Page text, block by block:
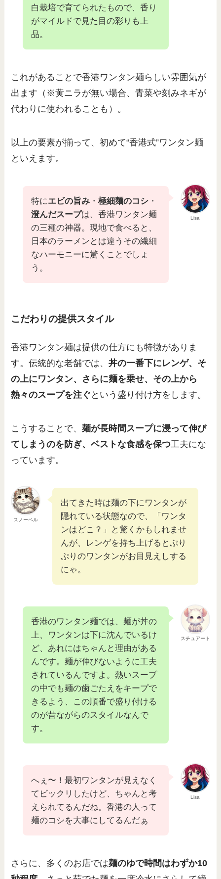
白栽培で育てられたもので、香り
がマイルドで見た目の彩りも上
品。
これがあることで香港ワンタン麺らしい雰囲気が
出ます（※黄ニラが無い場合、青菜や刻みネギが
代わりに使われることも）。
以上の要素が揃って、初めて“香港式”ワンタン麺
といえます。
Lisa
特にエビの旨み ・極細麺のコシ ・
澄んだスープは、香港ワンタン麺
の三種の神器。現地で食べると、
日本のラーメンとは違うその繊細
なハーモニーに驚くことでしょ
う。
こだわりの提供スタイル
香港ワンタン麺は提供の仕方にも特徴がありま
す。伝統的な老舗では、丼の一番下にレンゲ、そ
の上にワンタン、さらに麺を乗せ、その上から
熱々のスープを注ぐ という盛り付け方をします。
こうすることで、麺が長時間スープに浸って伸び
てしまうのを防ぎ、ベストな食感を保つ工夫にな
っています。
スノーベル
出てきた時は麺の下にワンタンが
隠れている状態なので、「ワンタ
ンはどこ？」と驚くかもしれませ
んが、レンゲを持ち上げるとぷり
ぷりのワンタンがお目見えしする
にゃ。
スチュアート
香港のワンタン麺では、麺が丼の
上、ワンタンは下に沈んでいるけ
ど、あれにはちゃんと理由がある
んです。麺が伸びないように工夫
されているんですよ。熱いスープ
の中でも麺の歯ごたえをキープで
きるよう、この順番で盛り付ける
のが昔ながらのスタイルなんで
す。
Lisa
へぇ〜！最初ワンタンが見えなく
てビックリしたけど、ちゃんと考
えられてるんだね。香港の人って
麺のコシを大事にしてるんだぁ
さらに、多くのお店では麺のゆで時間はわずか10